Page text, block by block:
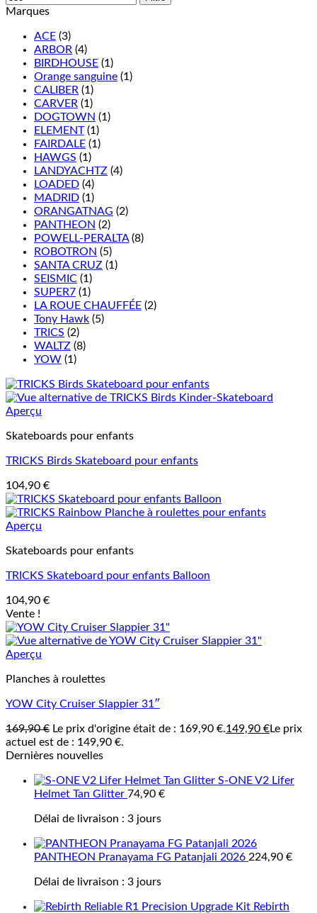
Marques
ACE (3)
ARBOR (4)
BIRDHOUSE (1)
Orange sanguine (1)
CALIBER (1)
CARVER (1)
DOGTOWN (1)
ELEMENT (1)
FAIRDALE (1)
HAWGS (1)
LANDYACHTZ (4)
LOADED (4)
MADRID (1)
ORANGATNAG (2)
PANTHEON (2)
POWELL-PERALTA (8)
ROBOTRON (5)
SANTA CRUZ (1)
SEISMIC (1)
SUPER7 (1)
LA ROUE CHAUFFÉE (2)
Tony Hawk (5)
TRICS (2)
WALTZ (8)
YOW (1)
Aperçu
Skateboards pour enfants
TRICKS Birds Skateboard pour enfants
104,90 €
Aperçu
Skateboards pour enfants
TRICKS Skateboard pour enfants Balloon
104,90 €
Vente !
Aperçu
Planches à roulettes
YOW City Cruiser Slappier 31″
169,90€ Le prix d'origine était de : 169,90 €.149,90 €Le prix
actuel est de : 149,90 €.
Dernières nouvelles
S-ONE V2 Lifer
Helmet Tan Glitter 74,90 €
Délai de livraison : 3 jours
PANTHEON Pranayama FG Patanjali 2026 224,90 €
Délai de livraison : 3 jours
Rebirth